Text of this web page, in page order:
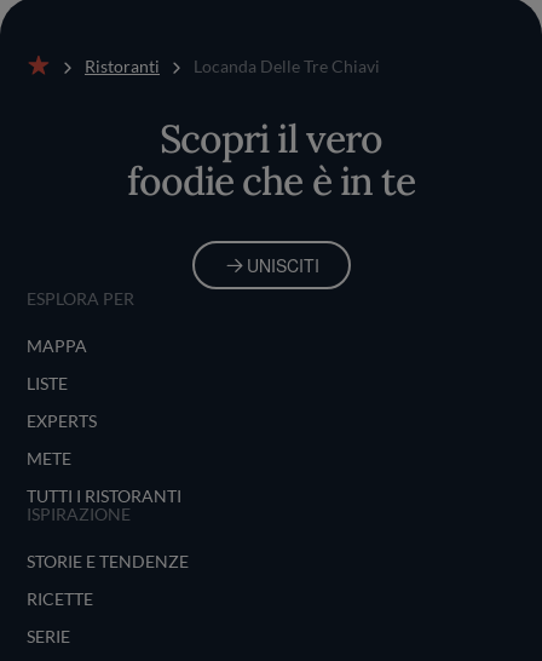
Ristoranti Locanda Delle Tre Chiavi
Scopri il vero
foodie che è in te
UNISCITI
ESPLORA PER
MAPPA
LISTE
EXPERTS
METE
TUTTI I RISTORANTI
ISPIRAZIONE
STORIE E TENDENZE
RICETTE
SERIE